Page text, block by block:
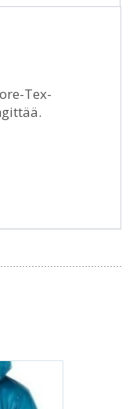
Tex-